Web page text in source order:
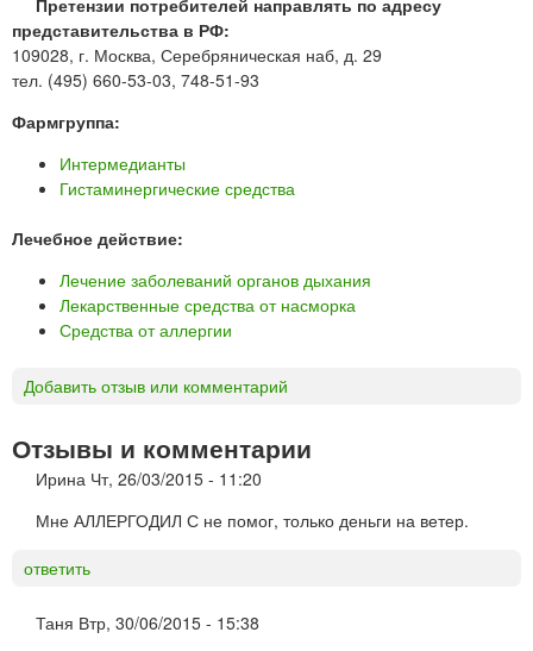
Претензии потребителей направлять по адресу
представительства в РФ:
109028, г. Москва, Серебряническая наб, д. 29
тел. (495) 660-53-03, 748-51-93
Фармгруппа:
Интермедианты
Гистаминергические средства
Лечебное действие:
Лечение заболеваний органов дыхания
Лекарственные средства от насморка
Средства от аллергии
Добавить отзыв или комментарий
Отзывы и комментарии
Ирина Чт, 26/03/2015 - 11:20
Мне АЛЛЕРГОДИЛ С не помог, только деньги на ветер.
ответить
Таня Втр, 30/06/2015 - 15:38